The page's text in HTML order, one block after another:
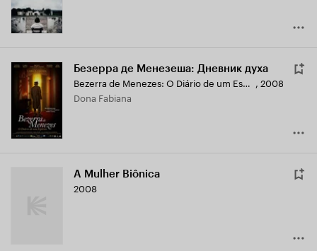
Безерра де Менезеша: Дневник духа
Bezerra de Menezes: O Diário de um Espírito , 2008
Dona Fabiana
A Mulher Biônica
2008